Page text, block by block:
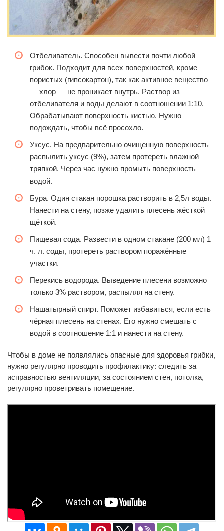
Отбеливатель. Способен вывести почти любой
грибок. Подходит для всех поверхностей, кроме
пористых (гипсокартон), так как активное вещество
— хлор — не проникает внутрь. Раствор из
отбеливателя и воды делают в соотношении 1:10.
Обрабатывают поверхность кистью. Нужно
подождать, чтобы всё просохло.
Уксус. На предварительно очищенную поверхность
распылить уксус (9%), затем протереть влажной
тряпкой. Через час нужно промыть поверхность
водой.
Бура. Один стакан порошка растворить в 2,5л воды.
Нанести на стену, позже удалить плесень жёсткой
щёткой.
Пищевая сода. Развести в одном стакане (200 мл) 1
ч. л. соды, протереть раствором поражённые
участки.
Перекись водорода. Выведение плесени возможно
только 3% раствором, распыляя на стену.
Нашатырный спирт. Поможет избавиться, если есть
чёрная плесень на стенах. Его нужно смешать с
водой в соотношение 1:1 и нанести на стену.
Чтобы в доме не появлялись опасные для здоровья грибки,
нужно регулярно проводить профилактику: следить за
исправностью вентиляции, за состоянием стен, потолка,
регулярно проветривать помещение.